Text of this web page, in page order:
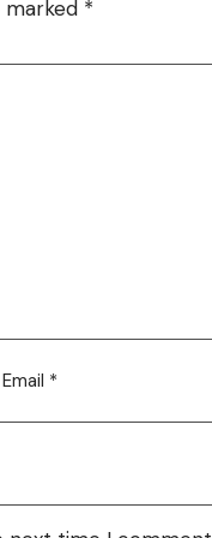
marked *